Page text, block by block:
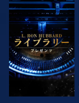
シリーズを探求